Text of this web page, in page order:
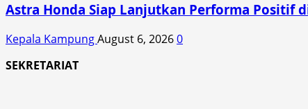
Astra Honda Siap Lanjutkan Performa Positif
Kepala KampungAugust 6, 20260
SEKRETARIAT